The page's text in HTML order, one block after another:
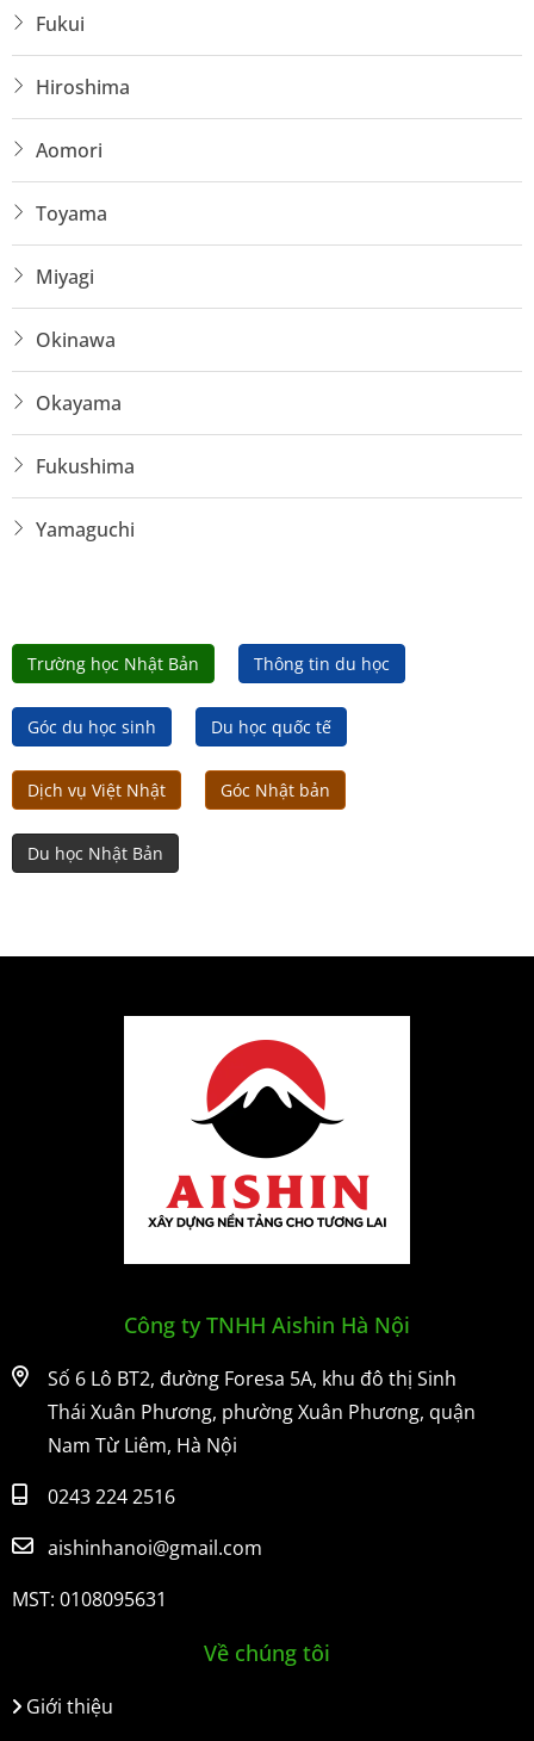
Fukui
Hiroshima
Aomori
Toyama
Miyagi
Okinawa
Okayama
Fukushima
Yamaguchi
Trường học Nhật Bản Thông tin du học
Góc du học sinh Du học quốc tế
Dịch vụ Việt Nhật Góc Nhật bản
Du học Nhật Bản
Công ty TNHH Aishin Hà Nội
Số 6 Lô BT2, đường Foresa 5A, khu đô thị Sinh
Thái Xuân Phương, phường Xuân Phương, quận
Nam Từ Liêm, Hà Nội
0243 224 2516
aishinhanoi@gmail.com
MST: 0108095631
Về chúng tôi
Giới thiệu